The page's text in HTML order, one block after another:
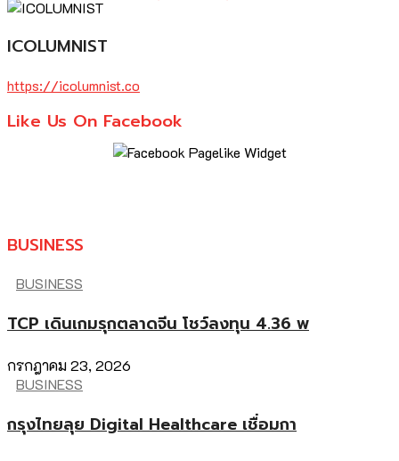
ICOLUMNIST
https://icolumnist.co
Like Us On Facebook
BUSINESS
BUSINESS
TCP เดินเกมรุกตลาดจีน โชว์ลงทุน 4.36 พ
กรกฎาคม 23, 2026
BUSINESS
กรุงไทยลุย Digital Healthcare เชื่อมกา